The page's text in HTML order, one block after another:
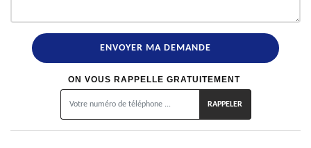
ON VOUS RAPPELLE GRATUITEMENT